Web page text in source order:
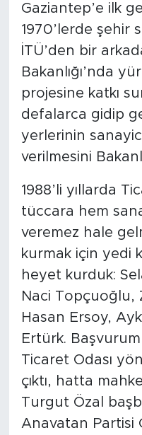
Gaziantep’e ilk
1970’lerde şehir
İTÜ’den bir
Bakanlığı’nda
projesine katkı
defalarca gidip
yerlerinin
verilmesini
1988’li yıllarda
tüccara hem
veremez hale
kurmak için yedi
heyet kurduk:
Naci Topçuoğlu,
Hasan Ersoy,
Ertürk.
Ticaret Odası
çıktı, hatta
Turgut Özal
Anavatan Partisi